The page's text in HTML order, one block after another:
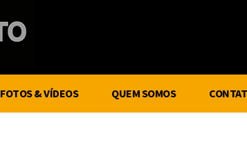
FOTOS & VÍDEOS QUEM SOMOS